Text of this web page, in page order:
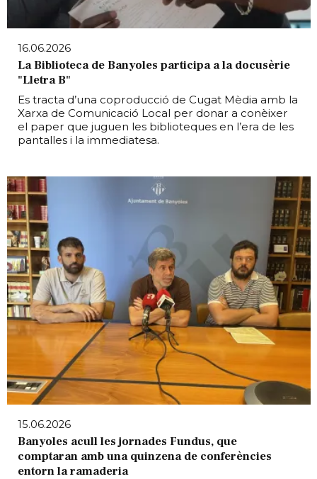
16.06.2026
La Biblioteca de Banyoles participa a la docusèrie
"Lletra B"
Es tracta d’una coproducció de Cugat Mèdia amb la
Xarxa de Comunicació Local per donar a conèixer
el paper que juguen les biblioteques en l’era de les
pantalles i la immediatesa.
15.06.2026
Banyoles acull les jornades Fundus, que
comptaran amb una quinzena de conferències
entorn la ramaderia